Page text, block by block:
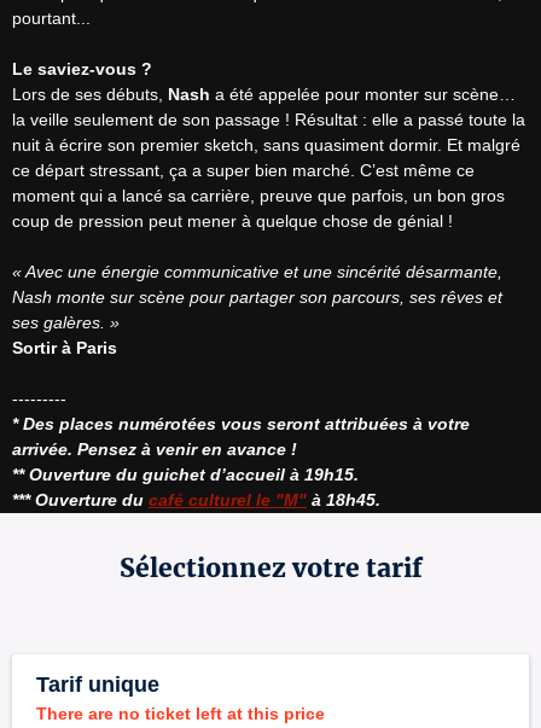
pourtant...
Le saviez-vous ?
Lors de ses débuts, Nash a été appelée pour monter sur scène…
la veille seulement de son passage ! Résultat : elle a passé toute la
nuit à écrire son premier sketch, sans quasiment dormir. Et malgré
ce départ stressant, ça a super bien marché. C’est même ce
moment qui a lancé sa carrière, preuve que parfois, un bon gros
coup de pression peut mener à quelque chose de génial !
« Avec une énergie communicative et une sincérité désarmante,
Nash monte sur scène pour partager son parcours, ses rêves et
ses galères. »
Sortir à Paris
* Des places numérotées vous seront attribuées à votre
arrivée. Pensez à venir en avance !
** Ouverture du guichet d’accueil à 19h15.
*** Ouverture du café culturel le "M" à 18h45.
Sélectionnez votre tarif
Tarif unique
There are no ticket left at this price